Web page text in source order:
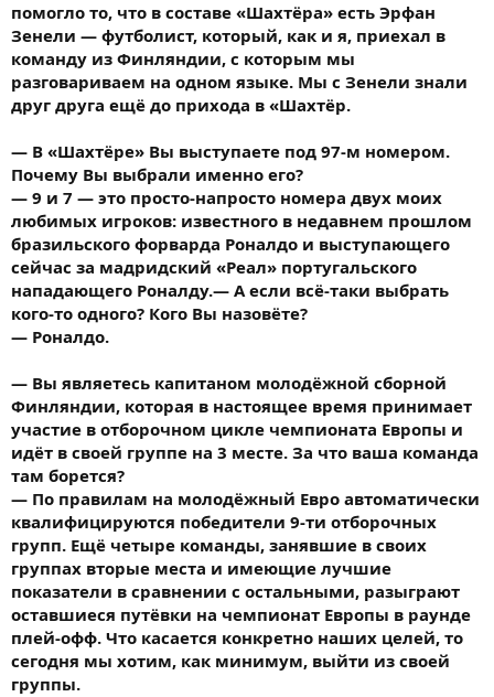
помогло то, что в составе «Шахтёра» есть Эрфан
Зенели — футболист, который, как и я, приехал в
команду из Финляндии, с которым мы
разговариваем на одном языке. Мы с Зенели знали
друг друга ещё до прихода в «Шахтёр.
— В «Шахтёре» Вы выступаете под 97-м номером.
Почему Вы выбрали именно его?
— 9 и 7 — это просто-напросто номера двух моих
любимых игроков: известного в недавнем прошлом
бразильского форварда Роналдо и выступающего
сейчас за мадридский «Реал» португальского
нападающего Роналду.— А если всё-таки выбрать
кого-то одного? Кого Вы назовёте?
— Роналдо.
— Вы являетесь капитаном молодёжной сборной
Финляндии, которая в настоящее время принимает
участие в отборочном цикле чемпионата Европы и
идёт в своей группе на 3 месте. За что ваша команда
там борется?
— По правилам на молодёжный Евро автоматически
квалифицируются победители 9-ти отборочных
групп. Ещё четыре команды, занявшие в своих
группах вторые места и имеющие лучшие
показатели в сравнении с остальными, разыграют
оставшиеся путёвки на чемпионат Европы в раунде
плей-офф. Что касается конкретно наших целей, то
сегодня мы хотим, как минимум, выйти из своей
группы.